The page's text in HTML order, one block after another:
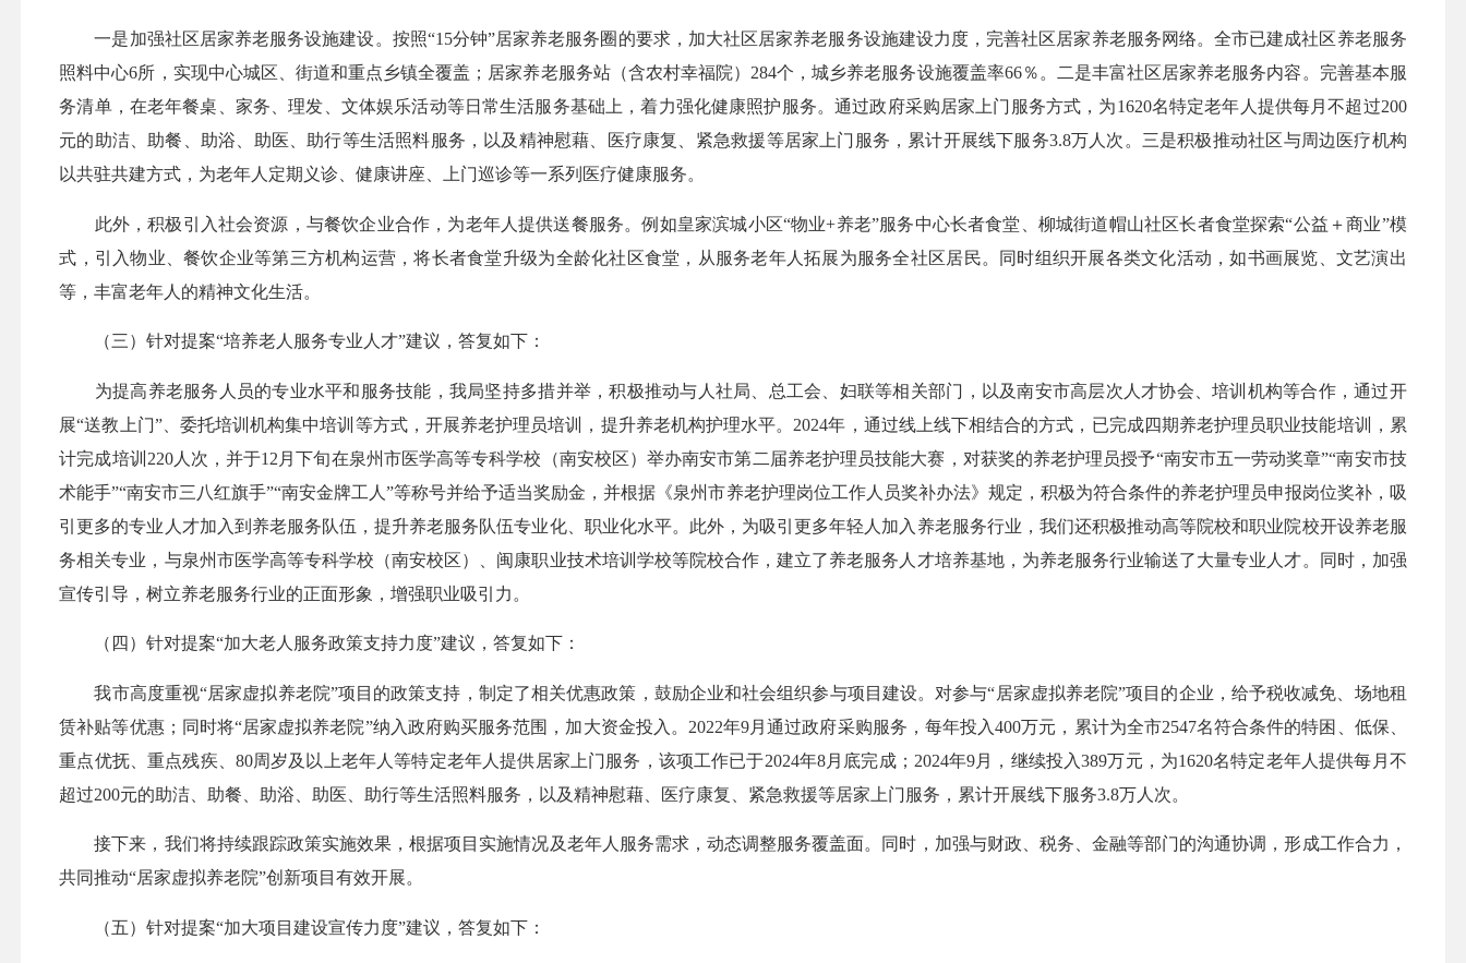
一是加强社区居家养老服务设施建设。按照“15分钟”居家养老服务圈的要求，加大社区居家养老服务设施建设力度，完善社区居家养老服务网络。全市已建成社区养老服务
照料中心6所，实现中心城区、街道和重点乡镇全覆盖；居家养老服务站（含农村幸福院）284个，城乡养老服务设施覆盖率66％。二是丰富社区居家养老服务内容。完善基本服
务清单，在老年餐桌、家务、理发、文体娱乐活动等日常生活服务基础上，着力强化健康照护服务。通过政府采购居家上门服务方式，为1620名特定老年人提供每月不超过200
元的助洁、助餐、助浴、助医、助行等生活照料服务，以及精神慰藉、医疗康复、紧急救援等居家上门服务，累计开展线下服务3.8万人次。三是积极推动社区与周边医疗机构
以共驻共建方式，为老年人定期义诊、健康讲座、上门巡诊等一系列医疗健康服务。
此外，积极引入社会资源，与餐饮企业合作，为老年人提供送餐服务。例如皇家滨城小区“物业+养老”服务中心长者食堂、柳城街道帽山社区长者食堂探索“公益＋商业”模
式，引入物业、餐饮企业等第三方机构运营，将长者食堂升级为全龄化社区食堂，从服务老年人拓展为服务全社区居民。同时组织开展各类文化活动，如书画展览、文艺演出
等，丰富老年人的精神文化生活。
（三）针对提案“培养老人服务专业人才”建议，答复如下：
为提高养老服务人员的专业水平和服务技能，我局坚持多措并举，积极推动与人社局、总工会、妇联等相关部门，以及南安市高层次人才协会、培训机构等合作，通过开
展“送教上门”、委托培训机构集中培训等方式，开展养老护理员培训，提升养老机构护理水平。2024年，通过线上线下相结合的方式，已完成四期养老护理员职业技能培训，累
计完成培训220人次，并于12月下旬在泉州市医学高等专科学校（南安校区）举办南安市第二届养老护理员技能大赛，对获奖的养老护理员授予“南安市五一劳动奖章”“南安市技
术能手”“南安市三八红旗手”“南安金牌工人”等称号并给予适当奖励金，并根据《泉州市养老护理岗位工作人员奖补办法》规定，积极为符合条件的养老护理员申报岗位奖补，吸
引更多的专业人才加入到养老服务队伍，提升养老服务队伍专业化、职业化水平。此外，为吸引更多年轻人加入养老服务行业，我们还积极推动高等院校和职业院校开设养老服
务相关专业，与泉州市医学高等专科学校（南安校区）、闽康职业技术培训学校等院校合作，建立了养老服务人才培养基地，为养老服务行业输送了大量专业人才。同时，加强
宣传引导，树立养老服务行业的正面形象，增强职业吸引力。
（四）针对提案“加大老人服务政策支持力度”建议，答复如下：
我市高度重视“居家虚拟养老院”项目的政策支持，制定了相关优惠政策，鼓励企业和社会组织参与项目建设。对参与“居家虚拟养老院”项目的企业，给予税收减免、场地租
赁补贴等优惠；同时将“居家虚拟养老院”纳入政府购买服务范围，加大资金投入。2022年9月通过政府采购服务，每年投入400万元，累计为全市2547名符合条件的特困、低保、
重点优抚、重点残疾、80周岁及以上老年人等特定老年人提供居家上门服务，该项工作已于2024年8月底完成；2024年9月，继续投入389万元，为1620名特定老年人提供每月不
超过200元的助洁、助餐、助浴、助医、助行等生活照料服务，以及精神慰藉、医疗康复、紧急救援等居家上门服务，累计开展线下服务3.8万人次。
接下来，我们将持续跟踪政策实施效果，根据项目实施情况及老年人服务需求，动态调整服务覆盖面。同时，加强与财政、税务、金融等部门的沟通协调，形成工作合力，
共同推动“居家虚拟养老院”创新项目有效开展。
（五）针对提案“加大项目建设宣传力度”建议，答复如下：